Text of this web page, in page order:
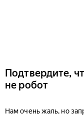
Подтвердите,
не робот
Нам очень жаль, но